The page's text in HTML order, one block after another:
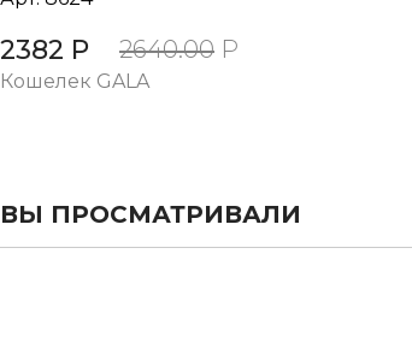
2382 Р 2640.00 Р
Кошелек GALA
ВЫ ПРОСМАТРИВАЛИ